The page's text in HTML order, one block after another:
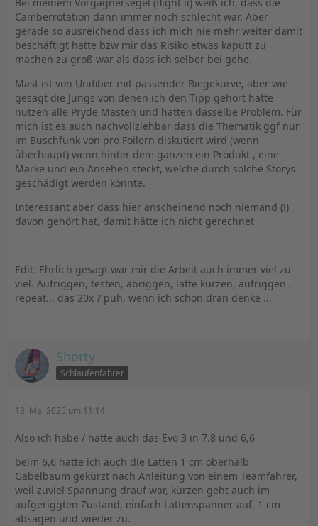
Camberrotation dann immer noch schlecht war. Aber
gerade so ausreichend dass ich mich nie mehr weiter damit
beschäftigt hatte bzw mir das Risiko etwas kaputt zu
machen zu groß war als dass ich selber bei gehe.
Mast ist von Unifiber mit passender Biegekurve, aber wie
gesagt die Jungs von denen ich den Tipp gehört hatte
nutzen alle Pryde Masten und hatten dasselbe Problem. Für
mich ist es auch nachvollziehbar dass die Thematik ggf nur
im Buschfunk von pro Foilern diskutiert wird (wenn
überhaupt) wenn hinter dem ganzen ein Produkt , eine
Marke und ein Ansehen steckt, welche durch solche Storys
geschädigt werden könnte.
Interessant aber dass hier anscheinend noch niemand (!)
davon gehört hat, damit hätte ich nicht gerechnet
Edit: Ehrlich gesagt war mir die Arbeit auch immer viel zu
viel. Aufriggen, testen, abriggen, latte kürzen, aufriggen ,
repeat... das 20x ? puh, wenn ich schon dran denke ...
Shorty
Schlaufenfahrer
13. Mai 2025 um 11:14
Also ich habe / hatte auch das Evo 3 in 7.8 und 6,6
beim 6,6 hatte ich auch die Latten 1 cm oberhalb
Gabelbaum gekürzt nach Anleitung von einem Teamfahrer,
weil zuviel Spannung drauf war, kürzen geht auch im
aufgeriggten Zustand, einfach Lattenspanner auf, 1 cm
absägen und wieder zu.